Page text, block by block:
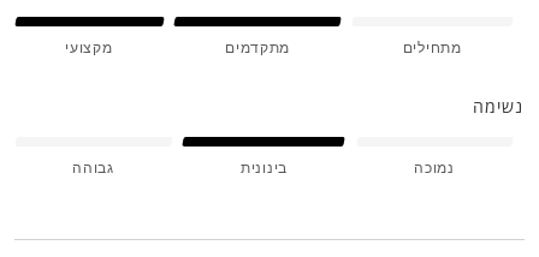
מתחילים מתקדמים מקצועי
נשימה
נמוכה בינונית גבוהה